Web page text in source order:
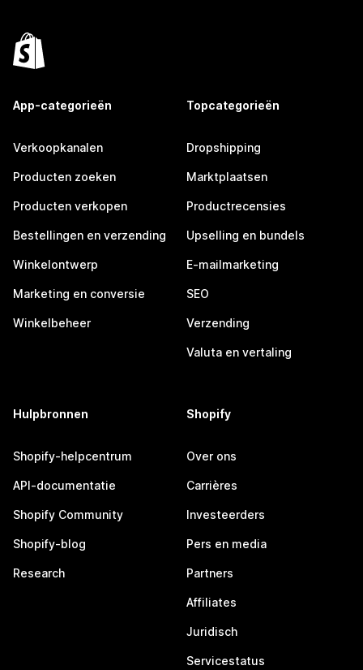
App-categorieën
Verkoopkanalen
Producten zoeken
Producten verkopen
Bestellingen en verzending
Winkelontwerp
Marketing en conversie
Winkelbeheer
Topcategorieën
Dropshipping
Marktplaatsen
Productrecensies
Upselling en bundels
E-mailmarketing
SEO
Verzending
Valuta en vertaling
Hulpbronnen
Shopify-helpcentrum
API-documentatie
Shopify Community
Shopify-blog
Research
Shopify
Over ons
Carrières
Investeerders
Pers en media
Partners
Affiliates
Juridisch
Servicestatus